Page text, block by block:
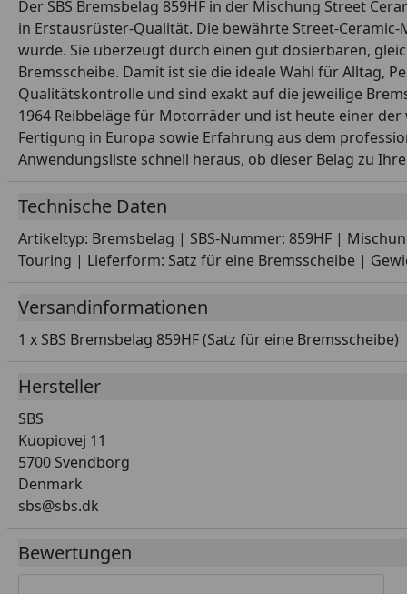
Der SBS Bremsbelag 859HF in der Mischung Street
in Erstausrüster-Qualität. Die bewährte Street-
wurde. Sie überzeugt durch einen gut dosierbaren,
Bremsscheibe. Damit ist sie die ideale Wahl für Alltag,
Qualitätskontrolle und sind exakt auf die jeweilige
1964 Reibbeläge für Motorräder und ist heute einer
Fertigung in Europa sowie Erfahrung aus dem
Anwendungsliste schnell heraus, ob dieser Belag zu
Technische Daten
Artikeltyp: Bremsbelag | SBS-Nummer: 859HF |
Touring | Lieferform: Satz für eine Bremsscheibe |
Versandinformationen
1 x SBS Bremsbelag 859HF (Satz für eine Bremsscheibe)
Hersteller
SBS
Kuopiovej 11
5700 Svendborg
Denmark
sbs@sbs.dk
Bewertungen